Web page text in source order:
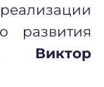
развития
Виктор